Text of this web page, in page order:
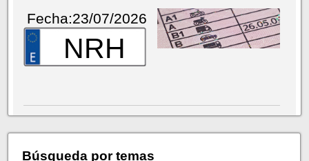
Fecha:23/07/2026
NRH
Búsqueda por temas